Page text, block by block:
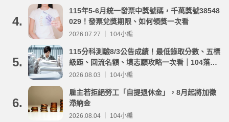
4.
115年5-6月統一發票中獎號碼，千萬獎號38548
029！發票兌獎期限、如何領獎一次看
2026.07.27 ｜ 104小編
5.
115分科測驗8/3公告成績！最低錄取分數、五標
級距、回流名額、填志願攻略一次看｜104落點
分析
2026.08.03 ｜ 104小編
6.
雇主若拒絕勞工「自提退休金」，8月起將加徵
滯納金
2026.08.04 ｜ 104小編